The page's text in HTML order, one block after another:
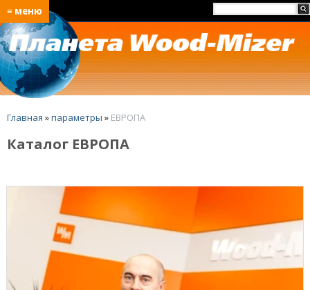
≡ меню
Главная »параметры » ЕВРОПА
Каталог ЕВРОПА